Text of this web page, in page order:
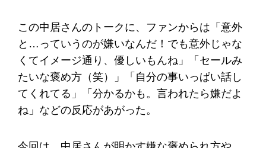
この中居さんのトークに、ファンからは「意外
と…っていうのが嫌いなんだ！でも意外じゃな
くてイメージ通り、優しいもんね」「セールみ
たいな褒め方（笑）」「自分の事いっぱい話し
てくれてる」「分かるかも。言われたら嫌だよ
ね」などの反応があがった。